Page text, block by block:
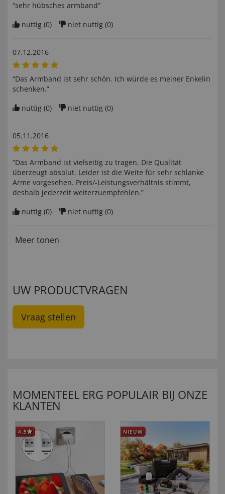
“sehr hübsches armband”
nuttig (0) niet nuttig (0)
07.12.2016
“Das Armband ist sehr schön. Ich würde es meiner Enkelin
schenken.”
nuttig (0) niet nuttig (0)
05.11.2016
“Das Armband ist vielseitig zu tragen. Die Qualität
überzeugt absolut. Leider ist die Weite für sehr schlanke
Arme vorgesehen. Preis/-Leistungsverhältnis stimmt,
deshalb jederzeit weiterzuempfehlen.”
nuttig (0) niet nuttig (0)
Meer tonen
UW PRODUCTVRAGEN
Vraag stellen
MOMENTEEL ERG POPULAIR BIJ ONZE
KLANTEN
4,5 NIEUW